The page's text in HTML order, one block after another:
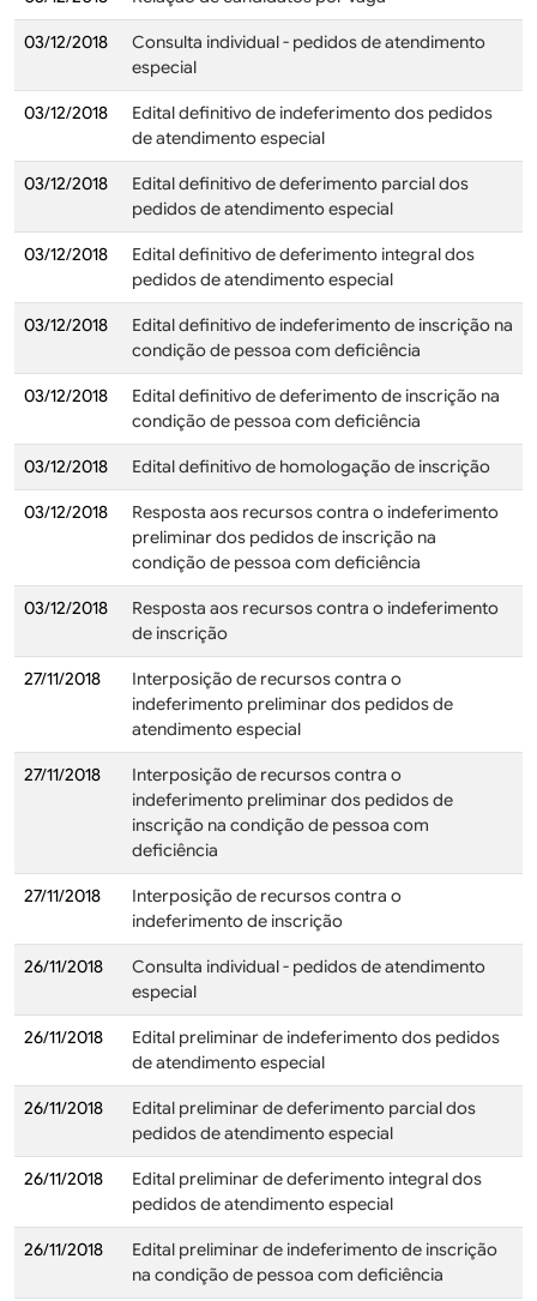
03/12/2018
Consulta individual - pedidos de atendimento
especial
03/12/2018
Edital definitivo de indeferimento dos pedidos
de atendimento especial
03/12/2018
Edital definitivo de deferimento parcial dos
pedidos de atendimento especial
03/12/2018
Edital definitivo de deferimento integral dos
pedidos de atendimento especial
03/12/2018
Edital definitivo de indeferimento de inscrição na
condição de pessoa com deficiência
03/12/2018
Edital definitivo de deferimento de inscrição na
condição de pessoa com deficiência
03/12/2018 Edital definitivo de homologação de inscrição
03/12/2018
Resposta aos recursos contra o indeferimento
preliminar dos pedidos de inscrição na
condição de pessoa com deficiência
03/12/2018
Resposta aos recursos contra o indeferimento
de inscrição
27/11/2018
Interposição de recursos contra o
indeferimento preliminar dos pedidos de
atendimento especial
27/11/2018
Interposição de recursos contra o
indeferimento preliminar dos pedidos de
inscrição na condição de pessoa com
deficiência
27/11/2018
Interposição de recursos contra o
indeferimento de inscrição
26/11/2018
Consulta individual - pedidos de atendimento
especial
26/11/2018
Edital preliminar de indeferimento dos pedidos
de atendimento especial
26/11/2018
Edital preliminar de deferimento parcial dos
pedidos de atendimento especial
26/11/2018
Edital preliminar de deferimento integral dos
pedidos de atendimento especial
26/11/2018
Edital preliminar de indeferimento de inscrição
na condição de pessoa com deficiência